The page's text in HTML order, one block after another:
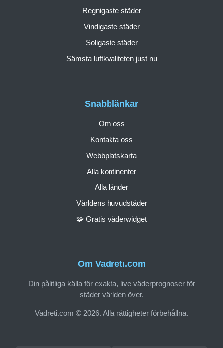
Om Vadreti.com
Din pålitliga källa för exakta, live väderprognoser för
städer världen över.
Vadreti.com © 2026. Alla rättigheter förbehållna.
Snabblänkar
Om oss
Kontakta oss
Webbplatskarta
Alla kontinenter
Alla länder
Världens huvudstäder
🧩 Gratis väderwidget
Regnigaste städer
Vindigaste städer
Soligaste städer
Sämsta luftkvaliteten just nu